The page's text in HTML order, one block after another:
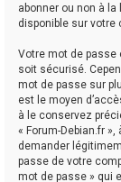
abonner ou non à
disponible sur votre
Votre mot de passe
soit sécurisé.
mot de passe sur
est le moyen
à le conservez
« Forum-Debian.fr
demander
passe de votre
mot de passe » qui